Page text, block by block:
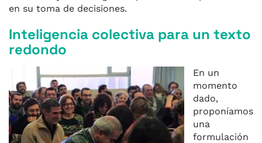
en su toma de decisiones.
Inteligencia colectiva para un texto
redondo
En un
momento
dado,
proponíamos
una
formulación